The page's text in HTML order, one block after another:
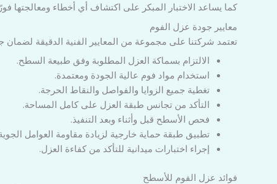
كما يساعد الاختبار المبكر على اكتشاف أي أخطاء ومعالجتها
معايير جودة عزل الفوم
تعتمد شركتنا على مجموعة من المعايير الفنية الدقيقة لضمان
الالتزام بسماكة العزل المطلوبة وفق طبيعة السطح.
استخدام مواد فوم عالية الجودة ومعتمدة.
تغطية جميع الزوايا والفواصل والنقاط الحرجة.
التأكد من تجانس طبقة العزل على كامل المساحة.
فحص الأسطح قبل وأثناء وبعد التنفيذ.
تطبيق طبقة حماية خارجية لزيادة مقاومة العوامل
إجراء اختبارات ميدانية للتأكد من كفاءة العزل.
فوائد عزل الفوم للأسطح